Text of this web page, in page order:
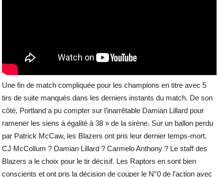
Une fin de match compliquée pour les champions en titre avec 5
tirs de suite manqués dans les derniers instants du match. De son
côté, Portland a pu compter sur l’inarrêtable Damian Lillard pour
ramener les siens à égalité à 38 » de la sirène. Sur un ballon perdu
par Patrick McCaw, les Blazers ont pris leur dernier temps-mort.
CJ McCollum ? Damian Lillard ? Carmelo Anthony ? Le staff des
Blazers a le choix pour le tir décisif. Les Raptors en sont bien
conscients et ont pris la décision de couper le N°0 de l’action avec